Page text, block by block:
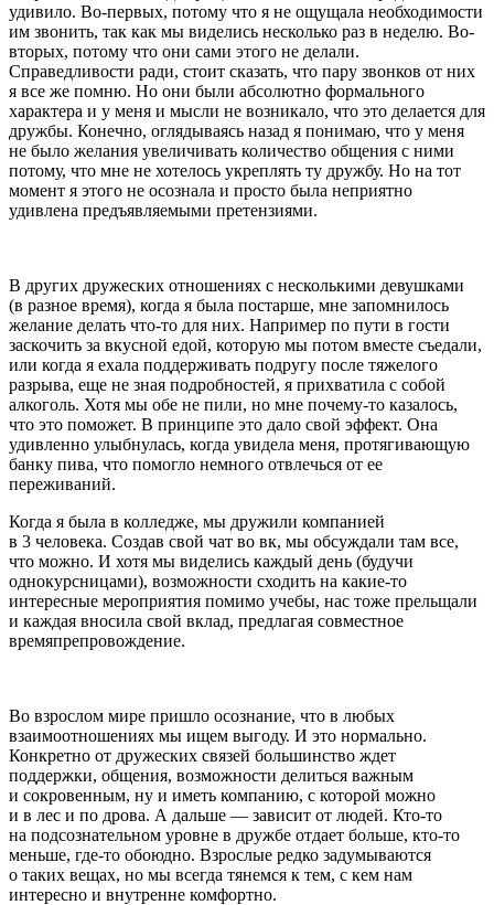
удивило. Во-первых, потому что я не ощущала необходимости
им звонить, так как мы виделись несколько раз в неделю. Во-
вторых, потому что они сами этого не делали.
Справедливости ради, стоит сказать, что пару звонков от них
я все же помню. Но они были абсолютно формального
характера и у меня и мысли не возникало, что это делается для
дружбы. Конечно, оглядываясь назад я понимаю, что у меня
не было желания увеличивать количество общения с ними
потому, что мне не хотелось укреплять ту дружбу. Но на тот
момент я этого не осознала и просто была неприятно
удивлена предъявляемыми претензиями.
В других дружеских отношениях с несколькими девушками
(в разное время), когда я была постарше, мне запомнилось
желание делать что-то для них. Например по пути в гости
заскочить за вкусной едой, которую мы потом вместе съедали,
или когда я ехала поддерживать подругу после тяжелого
разрыва, еще не зная подробностей, я прихватила с собой
алкоголь. Хотя мы обе не пили, но мне почему-то казалось,
что это поможет. В принципе это дало свой эффект. Она
удивленно улыбнулась, когда увидела меня, протягивающую
банку пива, что помогло немного отвлечься от ее
переживаний.
Когда я была в колледже, мы дружили компанией
в 3 человека. Создав свой чат во вк, мы обсуждали там все,
что можно. И хотя мы виделись каждый день (будучи
однокурсницами), возможности сходить на какие-то
интересные мероприятия помимо учебы, нас тоже прельщали
и каждая вносила свой вклад, предлагая совместное
времяпрепровождение.
Во взрослом мире пришло осознание, что в любых
взаимоотношениях мы ищем выгоду. И это нормально.
Конкретно от дружеских связей большинство ждет
поддержки, общения, возможности делиться важным
и сокровенным, ну и иметь компанию, с которой можно
и в лес и по дрова. А дальше — зависит от людей. Кто-то
на подсознательном уровне в дружбе отдает больше, кто-то
меньше, где-то обоюдно. Взрослые редко задумываются
о таких вещах, но мы всегда тянемся к тем, с кем нам
интересно и внутренне комфортно.